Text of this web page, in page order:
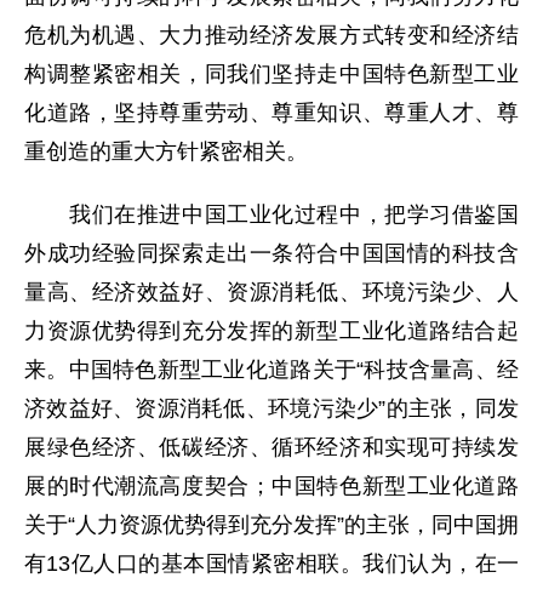
危机为机遇、大力推动经济发展方式转变和经济结
构调整紧密相关，同我们坚持走中国特色新型工业
化道路，坚持尊重劳动、尊重知识、尊重人才、尊
重创造的重大方针紧密相关。
我们在推进中国工业化过程中，把学习借鉴国
外成功经验同探索走出一条符合中国国情的科技含
量高、经济效益好、资源消耗低、环境污染少、人
力资源优势得到充分发挥的新型工业化道路结合起
来。中国特色新型工业化道路关于“科技含量高、经
济效益好、资源消耗低、环境污染少”的主张，同发
展绿色经济、低碳经济、循环经济和实现可持续发
展的时代潮流高度契合；中国特色新型工业化道路
关于“人力资源优势得到充分发挥”的主张，同中国拥
有13亿人口的基本国情紧密相联。我们认为，在一